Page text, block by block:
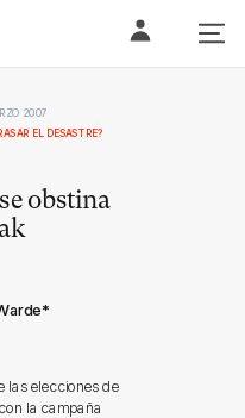
2007
EL DESASTRE?
obstina
*
las elecciones de
la campaña